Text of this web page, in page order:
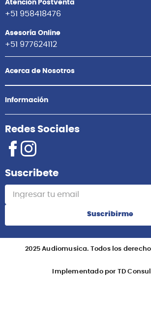
Atención Postventa
+51 958418476
Asesoría Online
+51 977624112
Acerca de Nosotros
Información
Redes Sociales
Suscribete
Suscribirme
2025 Audiomusica. Todos los
Implementado por TD